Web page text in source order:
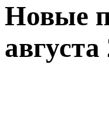
Новые
августа